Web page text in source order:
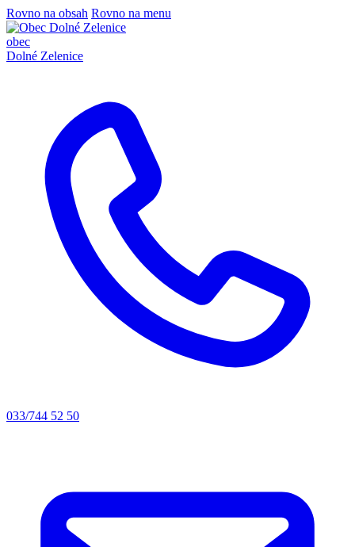
Rovno na obsah Rovno na menu
obec
Dolné Zelenice
033/744 52 50